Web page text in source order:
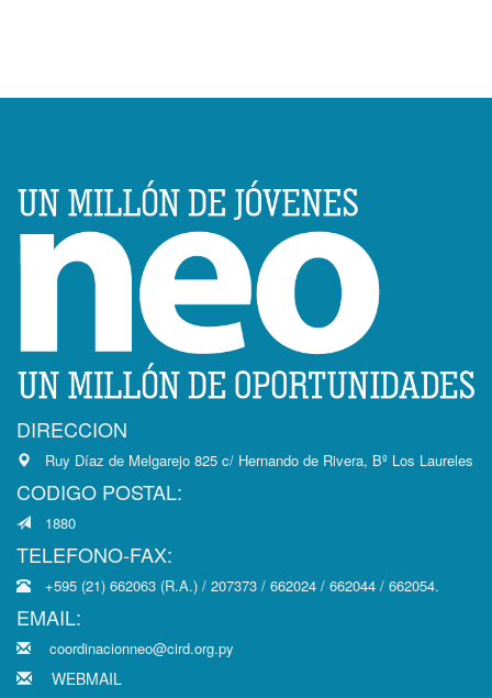
DIRECCION
Ruy Díaz de Melgarejo 825 c/ Hernando de Rivera, Bº Los Laureles
CODIGO POSTAL:
1880
TELEFONO-FAX:
+595 (21) 662063 (R.A.) / 207373 / 662024 / 662044 / 662054.
EMAIL:
coordinacionneo@cird.org.py
WEBMAIL